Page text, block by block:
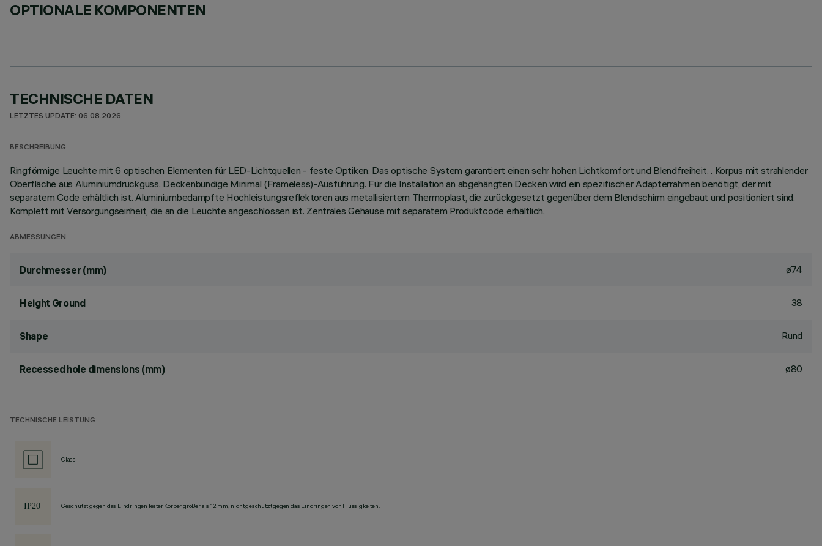
OPTIONALE KOMPONENTEN
TECHNISCHE DATEN
LETZTES UPDATE: 06.08.2026
BESCHREIBUNG
Ringförmige Leuchte mit 6 optischen Elementen für LED-Lichtquellen - feste Optiken. Das optische System garantiert einen sehr hohen Lichtkomfort und Blendfreiheit. . Korpus mit strahlender
Oberfläche aus Aluminiumdruckguss. Deckenbündige Minimal (Frameless)-Ausführung. Für die Installation an abgehängten Decken wird ein spezifischer Adapterrahmen benötigt, der mit
separatem Code erhältlich ist. Aluminiumbedampfte Hochleistungsreflektoren aus metallisiertem Thermoplast, die zurückgesetzt gegenüber dem Blendschirm eingebaut und positioniert sind.
Komplett mit Versorgungseinheit, die an die Leuchte angeschlossen ist. Zentrales Gehäuse mit separatem Produktcode erhältlich.
ABMESSUNGEN
Durchmesser (mm) ø74
Height Ground 38
Shape Rund
Recessed hole dimensions (mm) ø80
TECHNISCHE LEISTUNG
Class II
Geschützt gegen das Eindringen fester Körper größer als 12 mm, nicht geschützt gegen das Eindringen von Flüssigkeiten.